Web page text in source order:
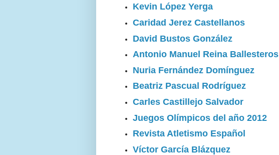
Kevin López Yerga
Caridad Jerez Castellanos
David Bustos González
Antonio Manuel Reina Ballesteros
Nuria Fernández Domínguez
Beatriz Pascual Rodríguez
Carles Castillejo Salvador
Juegos Olímpicos del año 2012
Revista Atletismo Español
Víctor García Blázquez